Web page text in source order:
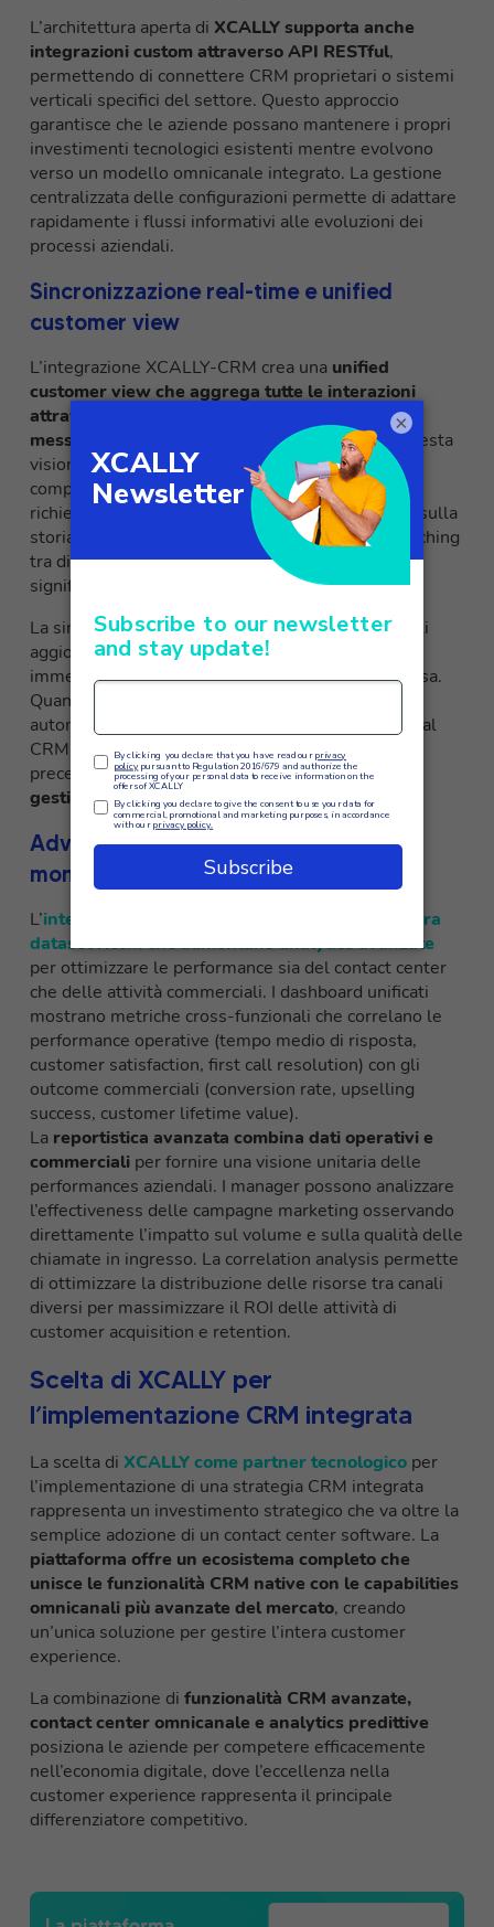
L’architettura aperta di XCALLY supporta anche
integrazioni custom attraverso API RESTful,
permettendo di connettere CRM proprietari o sistemi
verticali specifici del settore. Questo approccio
garantisce che le aziende possano mantenere i propri
investimenti tecnologici esistenti mentre evolvono
verso un modello omnicanale integrato. La gestione
centralizzata delle configurazioni permette di adattare
rapidamente i flussi informativi alle evoluzioni dei
processi aziendali.
Sincronizzazione real-time e unified
customer view
L’integrazione XCALLY-CRM crea una unified
customer view che aggrega tutte le interazioni
attraverso voice, email, chat, social media e
messaging in un’unica timeline cronologica . Questa
visione consolidata permette agli agenti di
comprendere immediatamente il contesto della
richiesta e fornire risposte personalizzate basate sulla
storia delle interazioni precedenti. Il context switching
tra diversi sistemi viene eliminato, aumentando
significativamente la produttività degli operatori.
La sincronizzazione bidirezionale garantisce che gli
aggiornamenti effettuati nel CRM si riflettano
immediatamente nella console XCALLY e viceversa.
Quando un cliente chiama, l’agente visualizza
automaticamente le informazioni più aggiornate dal
CRM, inclusi ordini recenti, ticket aperti e note
precedenti. Questa integrazioneriduce i tempi di
gestione e migliora la first call resolution rate
Advanced analytics e performance
monitoring
L’integrazione tra XCALLY e i sistemi CRM genera
dataset ricchi che alimentano analytics avanzate
per ottimizzare le performance sia del contact center
che delle attività commerciali. I dashboard unificati
mostrano metriche cross-funzionali che correlano le
performance operative (tempo medio di risposta,
customer satisfaction, first call resolution) con gli
outcome commerciali (conversion rate, upselling
success, customer lifetime value).
La reportistica avanzata combina dati operativi e
commerciali per fornire una visione unitaria delle
performances aziendali. I manager possono analizzare
l’effectiveness delle campagne marketing osservando
direttamente l’impatto sul volume e sulla qualità delle
chiamate in ingresso. La correlation analysis permette
di ottimizzare la distribuzione delle risorse tra canali
diversi per massimizzare il ROI delle attività di
customer acquisition e retention.
Scelta di XCALLY per
l’implementazione CRM integrata
La scelta di XCALLY come partner tecnologico per
l’implementazione di una strategia CRM integrata
rappresenta un investimento strategico che va oltre la
semplice adozione di un contact center software. La
piattaforma offre un ecosistema completo che
unisce le funzionalità CRM native con le capabilities
omnicanali più avanzate del mercato, creando
un’unica soluzione per gestire l’intera customer
experience.
La combinazione di funzionalità CRM avanzate,
contact center omnicanale e analytics predittive
posiziona le aziende per competere efficacemente
nell’economia digitale, dove l’eccellenza nella
customer experience rappresenta il principale
differenziatore competitivo.
×